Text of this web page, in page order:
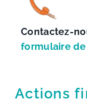
Contactez-
formulaire
Actions